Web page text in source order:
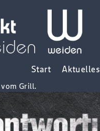
Start Aktuelles
Grill.